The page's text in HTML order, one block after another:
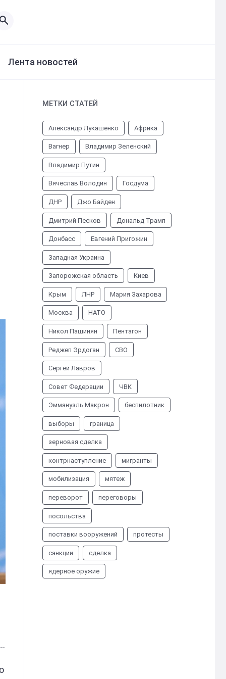
Лента новостей
МЕТКИ СТАТЕЙ
Александр Лукашенко Африка
Вагнер Владимир Зеленский
Владимир Путин
Вячеслав Володин Госдума
ДНР Джо Байден
Дмитрий Песков Дональд Трамп
Донбасс Евгений Пригожин
Западная Украина
Запорожская область Киев
Крым ЛНР Мария Захарова
Москва НАТО
Никол Пашинян Пентагон
Реджеп Эрдоган СВО
Сергей Лавров
Совет Федерации ЧВК
Эммануэль Макрон беспилотник
выборы граница
зерновая сделка
контрнаступление мигранты
мобилизация мятеж
переворот переговоры
посольства
поставки вооружений протесты
санкции сделка
ядерное оружие